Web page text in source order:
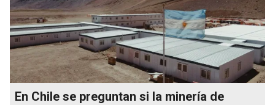
En Chile se preguntan si la minería de